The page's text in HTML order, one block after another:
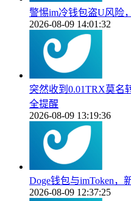
警惕im冷钱包盗U风险
2026-08-09 14:01:32
突然收到0.01TRX莫名
全提醒
2026-08-09 13:19:36
Doge钱包与imToken，
2026-08-09 12:37:25